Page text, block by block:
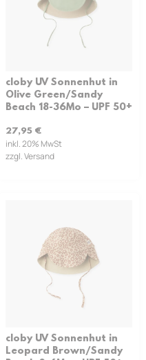
cloby UV Sonnenhut in
Olive Green/Sandy
Beach 18-36Mo – UPF 50+
27,95 €
inkl. 20% MwSt
zzgl. Versand
cloby UV Sonnenhut in
Leopard Brown/Sandy